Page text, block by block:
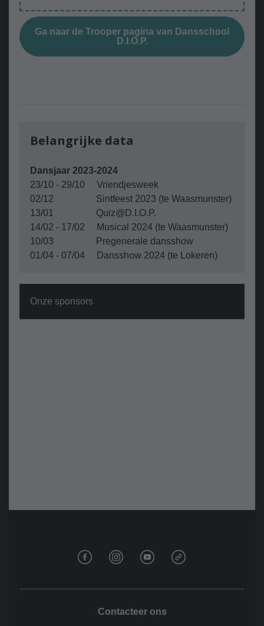
Ga naar de Trooper pagina van Dansschool
D.I.O.P.
Belangrijke data
Dansjaar 2023-2024
23/10 - 29/10 Vriendjesweek
02/12 Sintfeest 2023 (te Waasmunster)
13/01 Quiz@D.I.O.P.
14/02 - 17/02 Musical 2024 (te Waasmunster)
10/03 Pregenerale dansshow
01/04 - 07/04 Dansshow 2024 (te Lokeren)
Onze sponsors
Contacteer ons